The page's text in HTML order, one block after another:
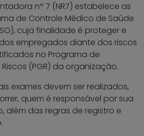
nº 7 (NR7) estabelece as
de Controle Médico de Saúde
cuja finalidade é proteger e
empregados diante dos riscos
no Programa de
(PGR) da organização.
exames devem ser realizados,
quem é responsável por sua
além das regras de registro e